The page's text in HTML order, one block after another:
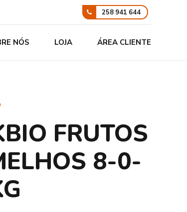
258 941 644
NÓS LOJA ÁREA CLIENTE
FRUTOS
8-0-